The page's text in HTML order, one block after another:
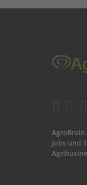
Jobs und